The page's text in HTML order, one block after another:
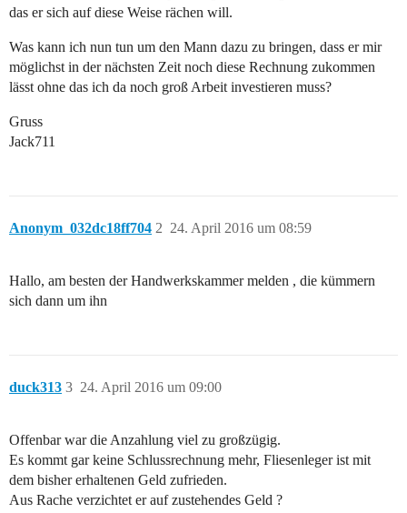
das er sich auf diese Weise rächen will.
Was kann ich nun tun um den Mann dazu zu bringen, dass er mir
möglichst in der nächsten Zeit noch diese Rechnung zukommen
lässt ohne das ich da noch groß Arbeit investieren muss?
Gruss
Jack711
Anonym_032dc18ff704 24. April 2016 um 08:59
2
Hallo, am besten der Handwerkskammer melden , die kümmern
sich dann um ihn
duck313 24. April 2016 um 09:00
3
Offenbar war die Anzahlung viel zu großzügig.
Es kommt gar keine Schlussrechnung mehr, Fliesenleger ist mit
dem bisher erhaltenen Geld zufrieden.
Aus Rache verzichtet er auf zustehendes Geld ?